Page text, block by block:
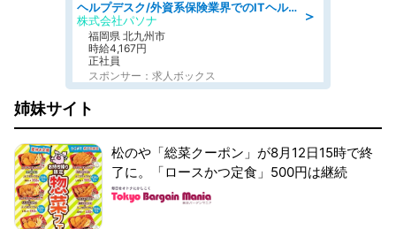
＞
ヘルプデスク/外資系保険業界でのITヘルプデスク業務/駅近/即日勤務可/ヘルプデスク
株式会社パソナ
福岡県 北九州市
時給4,167円
正社員
スポンサー：求人ボックス
姉妹サイト
松のや「総菜クーポン」が8月12日15時で終
了に。「ロースかつ定食」500円は継続